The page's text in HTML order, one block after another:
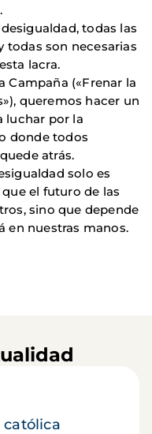
todas las
todas son necesarias
lacra.
Campaña («Frenar la
queremos hacer un
luchar por la
donde todos
atrás.
solo es
el futuro de las
sino que depende
en nuestras manos.
católica